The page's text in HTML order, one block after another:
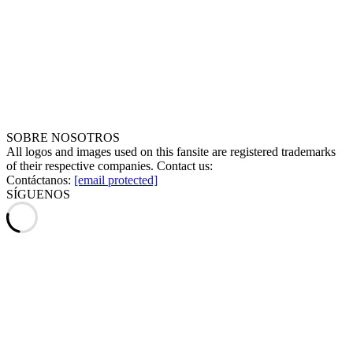
SOBRE NOSOTROS
All logos and images used on this fansite are registered trademarks
of their respective companies. Contact us:
Contáctanos: [email protected]
SÍGUENOS